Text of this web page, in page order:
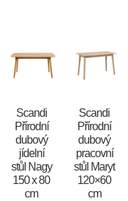
Scandi
Přírodní
dubový
jídelní
stůl Nagy
150 x 80
cm
Scandi
Přírodní
dubový
pracovní
stůl Maryt
120×60
cm